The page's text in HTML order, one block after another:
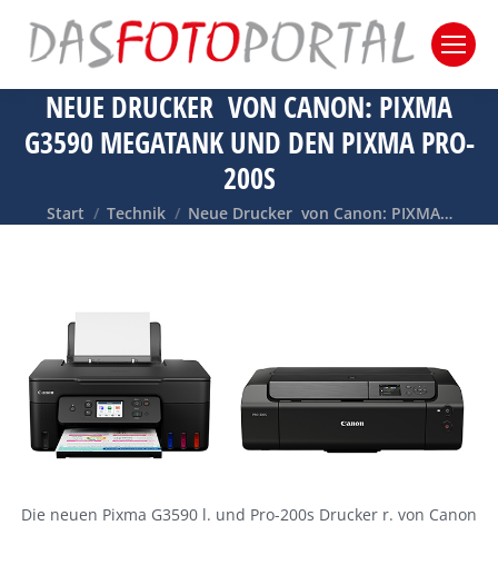
NEUE DRUCKER VON CANON: PIXMA
G3590 MEGATANK UND DEN PIXMA PRO-
200S
Sie befinden sich hier:
Start Technik Neue Drucker von Canon: PIXMA…
Die neuen Pixma G3590 l. und Pro-200s Drucker r. von Canon